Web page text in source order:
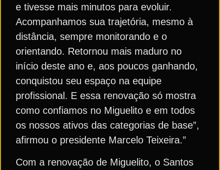
e tivesse mais minutos para evoluir.
Acompanhamos sua trajetória, mesmo à
distância, sempre monitorando e o
orientando. Retornou mais maduro no
início deste ano e, aos poucos ganhando,
conquistou seu espaço na equipe
profissional. E essa renovação só mostra
como confiamos no Miguelito e em todos
os nossos ativos das categorias de base”,
afirmou o presidente Marcelo Teixeira.”
Com a renovação de Miguelito, o Santos